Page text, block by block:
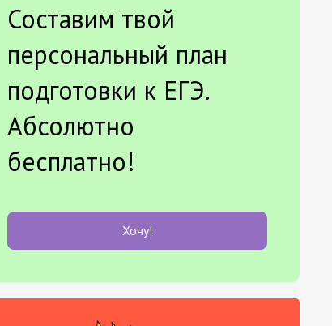
Составим твой
персональный план
подготовки к ЕГЭ.
Абсолютно
бесплатно!
Хочу!